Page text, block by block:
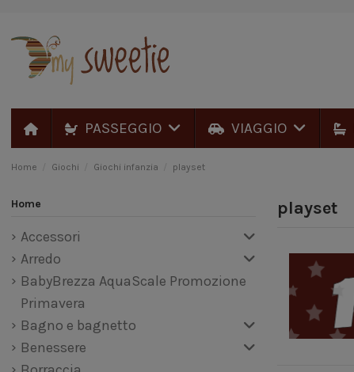
PASSEGGIO VIAGGIO
Home Giochi Giochi infanzia playset
playset
Home
Accessori
Arredo
BabyBrezza AquaScale Promozione
Primavera
Bagno e bagnetto
Benessere